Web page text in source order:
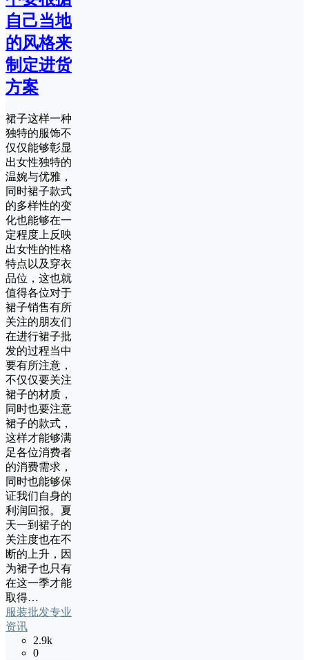
自己当地
的风格来
制定进货
方案
裙子这样一种
独特的服饰不
仅仅能够彰显
出女性独特的
温婉与优雅，
同时裙子款式
的多样性的变
化也能够在一
定程度上反映
出女性的性格
特点以及穿衣
品位，这也就
值得各位对于
裙子销售有所
关注的朋友们
在进行裙子批
发的过程当中
要有所注意，
不仅仅要关注
裙子的材质，
同时也要注意
裙子的款式，
这样才能够满
足各位消费者
的消费需求，
同时也能够保
证我们自身的
利润回报。夏
天一到裙子的
关注度也在不
断的上升，因
为裙子也只有
在这一季才能
取得…
服装批发专业
资讯
2.9k
0